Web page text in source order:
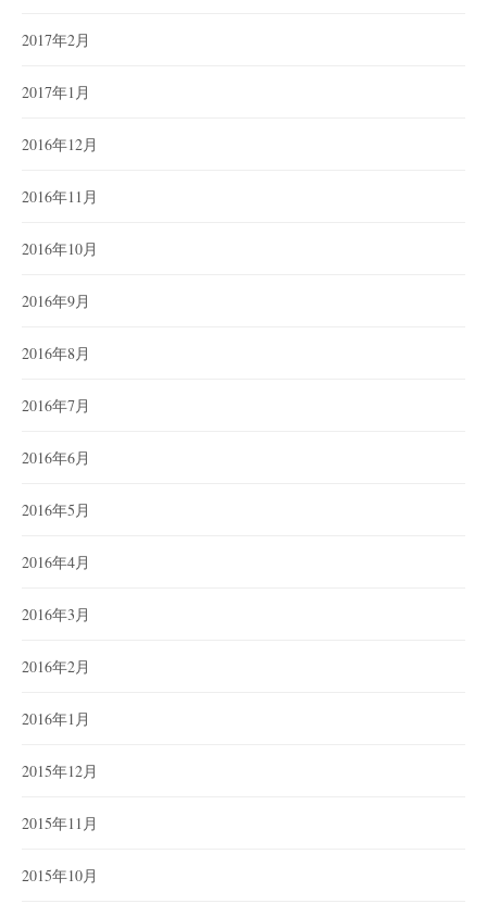
2017年2月
2017年1月
2016年12月
2016年11月
2016年10月
2016年9月
2016年8月
2016年7月
2016年6月
2016年5月
2016年4月
2016年3月
2016年2月
2016年1月
2015年12月
2015年11月
2015年10月